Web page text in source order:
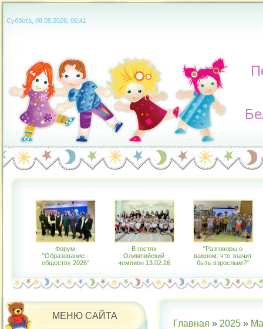
Суббота, 08.08.2026, 06:41
Форум
"Образование -
обществу 2026"
В гостях
Олимпийский
чемпион 13.02.26
"Разговоры о
важном: что значит
быть взрослым?"
МЕНЮ САЙТА
Главная » 2025 »